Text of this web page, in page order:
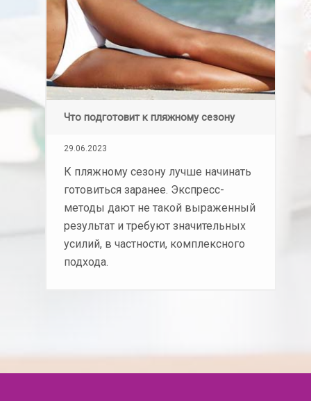
Что подготовит к пляжному сезону
29.06.2023
К пляжному сезону лучше начинать
готовиться заранее. Экспресс-
методы дают не такой выраженный
результат и требуют значительных
усилий, в частности, комплексного
подхода.